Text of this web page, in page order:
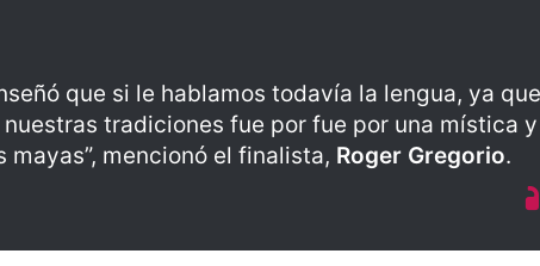
que si le hablamos todavía la lengua, ya que
tradiciones fue por fue por una mística y
mencionó el finalista, Roger Gregorio.